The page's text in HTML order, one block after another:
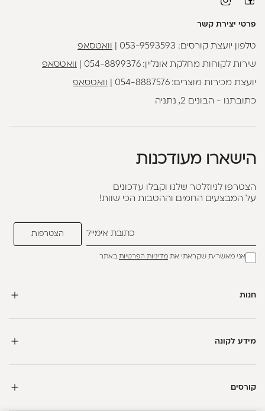
פרטי יצירת קשר
טלפון יועצת קורסים: 053-9593593 וואטסאפ
שירות לקוחות מחלקת אונליין:054-8899376 וואטסאפ
יועצת מכירות מוצרים:054-8887576 וואטסאפ
כתובתנו - הבונים 2, נתניה
הישארו מעודכנות
הצטרפו לניוזלטר שלנו וקבלו עדכונים
על המבצעים החמים וההטבות הכי שוות!
אני מאשר/ת שקראתי את מדיניות הפרטיותבאתר
חנות
מידע לקונה
קורסים